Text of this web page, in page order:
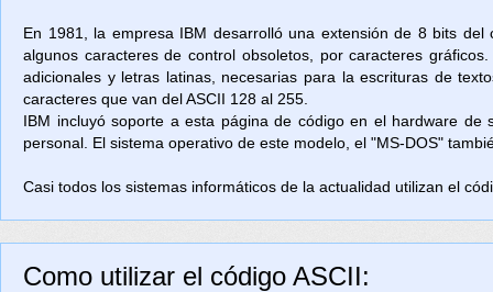
En 1981, la empresa IBM desarrolló una extensión de 8 bits
algunos caracteres de control obsoletos, por caracteres
adicionales y letras latinas, necesarias para la escrituras de
caracteres que van del ASCII 128 al 255.
IBM incluyó soporte a esta página de código en el hardware
personal. El sistema operativo de este modelo, el "MS-DOS"
Casi todos los sistemas informáticos de la actualidad utilizan el
Como utilizar el código ASCII: